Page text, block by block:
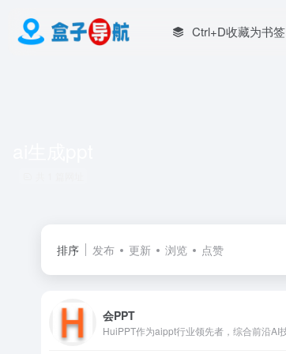
Ctrl+D收藏为书签
排序 发布 更新 浏览 点赞
会PPT